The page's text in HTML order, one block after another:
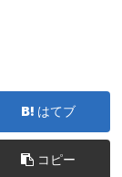
はてブ
コピー